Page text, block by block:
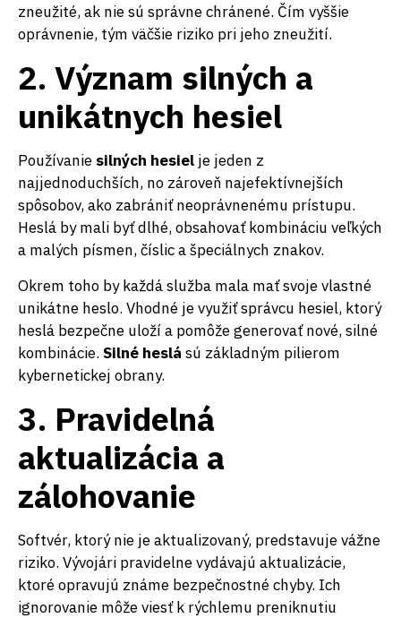
zneužité, ak nie sú správne chránené. Čím vyššie
oprávnenie, tým väčšie riziko pri jeho zneužití.
2. Význam silných a
unikátnych hesiel
Používanie silných hesiel je jeden z
najjednoduchších, no zároveň najefektívnejších
spôsobov, ako zabrániť neoprávnenému prístupu.
Heslá by mali byť dlhé, obsahovať kombináciu veľkých
a malých písmen, číslic a špeciálnych znakov.
Okrem toho by každá služba mala mať svoje vlastné
unikátne heslo. Vhodné je využiť správcu hesiel, ktorý
heslá bezpečne uloží a pomôže generovať nové, silné
kombinácie. Silné heslá sú základným pilierom
kybernetickej obrany.
3. Pravidelná
aktualizácia a
zálohovanie
Softvér, ktorý nie je aktualizovaný, predstavuje vážne
riziko. Vývojári pravidelne vydávajú aktualizácie,
ktoré opravujú známe bezpečnostné chyby. Ich
ignorovanie môže viesť k rýchlemu preniknutiu